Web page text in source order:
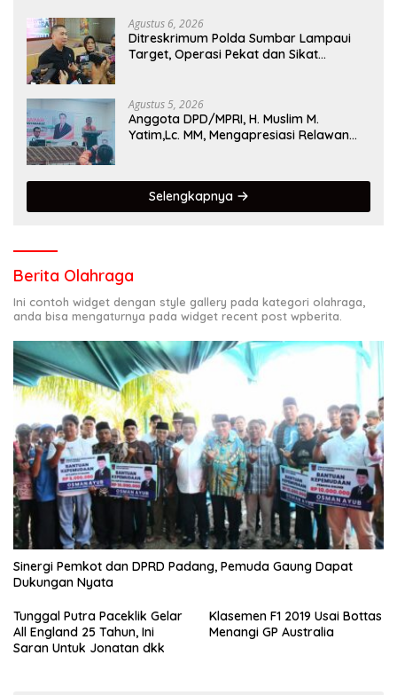
Agustus 6, 2026
Ditreskrimum Polda Sumbar Lampaui
Target, Operasi Pekat dan Sikat
Agustus 5, 2026
Anggota DPD/MPRI, H. Muslim M.
Yatim,Lc. MM, Mengapresiasi Relawan
Selengkapnya
Berita Olahraga
Ini contoh widget dengan style gallery pada kategori olahraga,
anda bisa mengaturnya pada widget recent post wpberita.
Sinergi Pemkot dan DPRD Padang, Pemuda Gaung Dapat
Dukungan Nyata
Tunggal Putra Paceklik Gelar
All England 25 Tahun, Ini
Saran Untuk Jonatan dkk
Klasemen F1 2019 Usai Bottas
Menangi GP Australia